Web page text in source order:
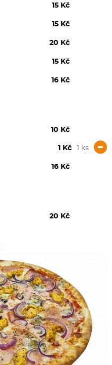
15 Kč
15 Kč
20 Kč
15 Kč
16 Kč
10 Kč
1 Kč 1 ks -
16 Kč
20 Kč